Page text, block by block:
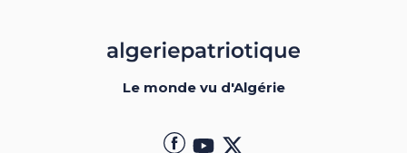
Le monde vu d'Algérie